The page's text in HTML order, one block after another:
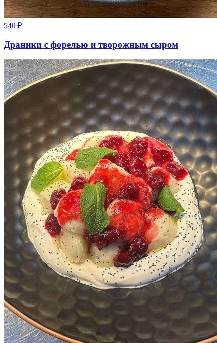
540 ₽
Драники с форелью и творожным сыром